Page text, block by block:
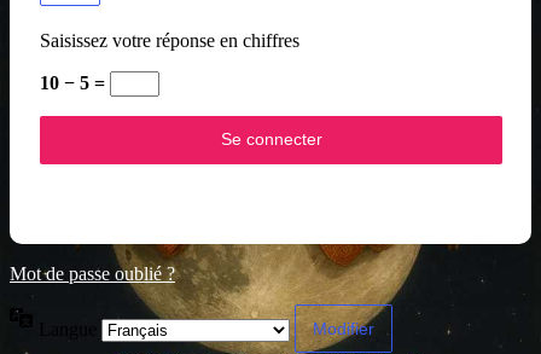
Saisissez votre réponse en chiffres
10 − 5 =
Mot de passe oublié ?
Langue